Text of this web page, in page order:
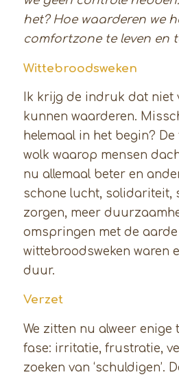
het? Hoe waarderen we
comfortzone te leven en
Wittebroodsweken
Ik krijg de indruk dat niet
kunnen waarderen.
helemaal in het begin?
wolk waarop mensen
nu allemaal beter en
schone lucht, solidariteit,
zorgen, meer
omspringen met de aarde
wittebroodsweken waren
duur.
Verzet
We zitten nu alweer enige
fase: irritatie, frustratie,
zoeken van ‘schuldigen’.